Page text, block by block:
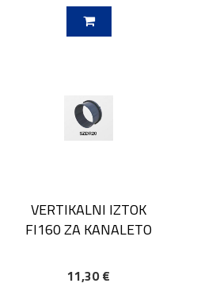
VERTIKALNI IZTOK
FI160 ZA KANALETO
11,30 €